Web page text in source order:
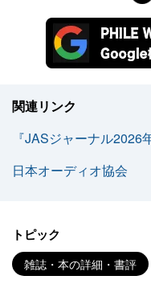
関連リンク
『JASジャーナル2026
日本オーディオ協会
トピック
雑誌・本の詳細・書評